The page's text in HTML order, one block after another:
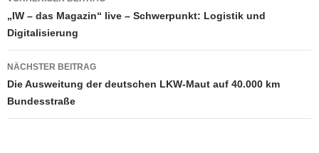
„IW – das Magazin“ live – Schwerpunkt: Logistik und
Digitalisierung
NÄCHSTER BEITRAG
Die Ausweitung der deutschen LKW-Maut auf 40.000 km
Bundesstraße